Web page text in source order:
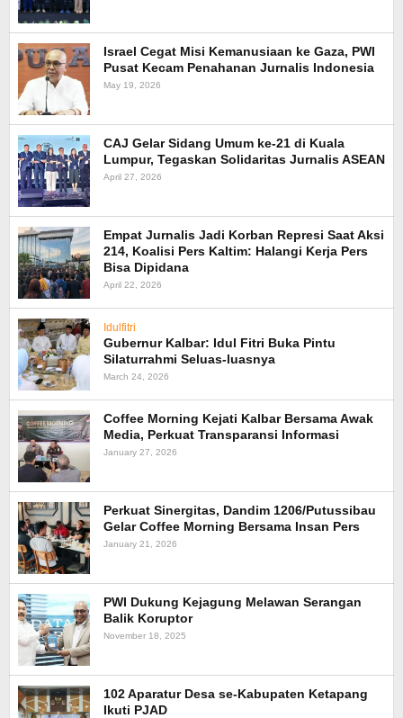
Israel Cegat Misi Kemanusiaan ke Gaza, PWI
Pusat Kecam Penahanan Jurnalis Indonesia
May 19, 2026
CAJ Gelar Sidang Umum ke-21 di Kuala
Lumpur, Tegaskan Solidaritas Jurnalis ASEAN
April 27, 2026
Empat Jurnalis Jadi Korban Represi Saat Aksi
214, Koalisi Pers Kaltim: Halangi Kerja Pers
Bisa Dipidana
April 22, 2026
Idulfitri
Gubernur Kalbar: Idul Fitri Buka Pintu
Silaturrahmi Seluas-luasnya
March 24, 2026
Coffee Morning Kejati Kalbar Bersama Awak
Media, Perkuat Transparansi Informasi
January 27, 2026
Perkuat Sinergitas, Dandim 1206/Putussibau
Gelar Coffee Morning Bersama Insan Pers
January 21, 2026
PWI Dukung Kejagung Melawan Serangan
Balik Koruptor
November 18, 2025
102 Aparatur Desa se-Kabupaten Ketapang
Ikuti PJAD